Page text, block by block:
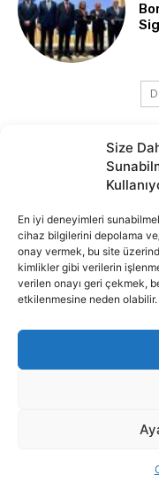
Size
En iyi deneyimleri
cihaz bilgilerini depolama
onay vermek, bu site
kimlikler gibi verilerin
verilen onayı geri çekmek,
etkilenmesine neden olabilir.
İnternet portalımızda
içeriğin hakları
basılı ya da
e-Mail